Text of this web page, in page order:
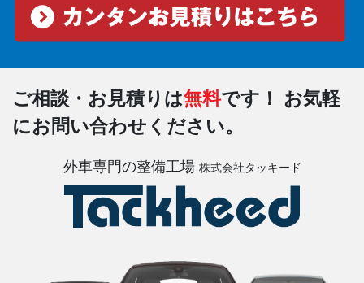
ご相談・お見積りは無料です！
お気軽
にお問い合わせください。
外車専門の整備工場 株式会社タッキード